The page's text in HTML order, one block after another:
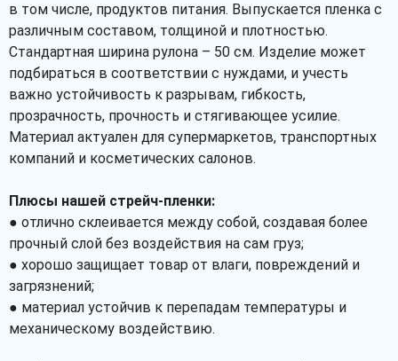
в том числе, продуктов питания. Выпускается пленка с
различным составом, толщиной и плотностью.
Стандартная ширина рулона – 50 см. Изделие может
подбираться в соответствии с нуждами, и учесть
важно устойчивость к разрывам, гибкость,
прозрачность, прочность и стягивающее усилие.
Материал актуален для супермаркетов, транспортных
компаний и косметических салонов.
Плюсы нашей стрейч-пленки:
● отлично склеивается между собой, создавая более
прочный слой без воздействия на сам груз;
● хорошо защищает товар от влаги, повреждений и
загрязнений;
● материал устойчив к перепадам температуры и
механическому воздействию.